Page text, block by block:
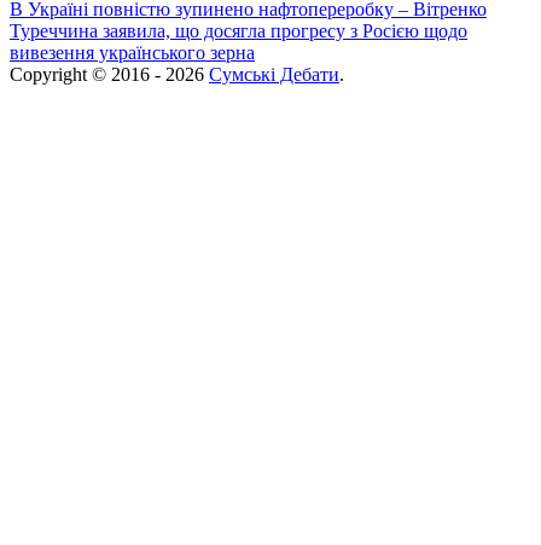
В Україні повністю зупинено нафтопереробку – Вітренко
Туреччина заявила, що досягла прогресу з Росією щодо
вивезення українського зерна
Copyright © 2016 - 2026 Сумські Дебати.